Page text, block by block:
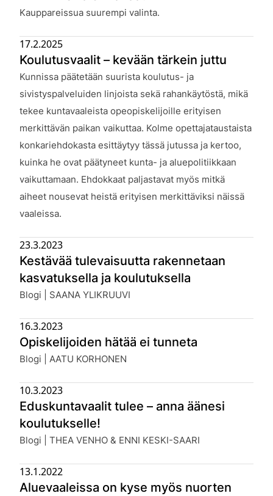
Julkaistu:
Kauppareissua suurempi valinta.
Koulutusvaalit – kevään tärkein juttu
Julkaistu:
17.2.2025
Kunnissa päätetään suurista koulutus- ja
sivistyspalveluiden linjoista sekä rahankäytöstä, mikä
tekee kuntavaaleista opeopiskelijoille erityisen
merkittävän paikan vaikuttaa. Kolme opettajataustaista
konkariehdokasta esittäytyy tässä jutussa ja kertoo,
kuinka he ovat päätyneet kunta- ja aluepolitiikkaan
vaikuttamaan. Ehdokkaat paljastavat myös mitkä
aiheet nousevat heistä erityisen merkittäviksi näissä
vaaleissa.
Kestävää tulevaisuutta rakennetaan
kasvatuksella ja koulutuksella
Julkaistu:
23.3.2023
Blogi | SAANA YLIKRUUVI
Opiskelijoiden hätää ei tunneta
Julkaistu:
16.3.2023
Blogi | AATU KORHONEN
Eduskuntavaalit tulee – anna äänesi
koulutukselle!
Julkaistu:
10.3.2023
Blogi | THEA VENHO & ENNI KESKI-SAARI
Aluevaaleissa on kyse myös nuorten
13.1.2022